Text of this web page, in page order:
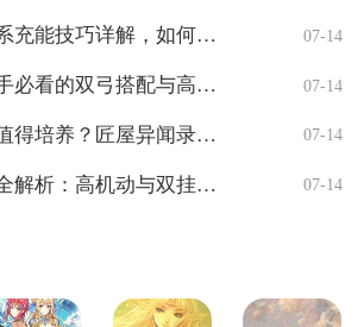
夏洛蒂雅丽娅体系充能技巧详解，如何快速释 07-14
黑弓怎么玩？新手必看的双弓搭配与高觉攻略 07-14
哪些职业角色最值得培养？匠屋异闻录实用角 07-14
夏洛蒂角色特性全解析：高机动与双挂伤害 07-14